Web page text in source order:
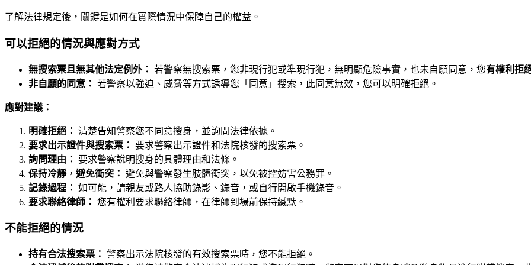
了解法律規定後，關鍵是如何在實際情況中保障自己的權益。
可以拒絕的情況與應對方式
無搜索票且無其他法定例外： 若警察無搜索票，您非現行犯或準現行犯，無明顯危險事實，也未自願同意，您有權利拒
非自願的同意： 若警察以強迫、威脅等方式誘導您「同意」搜索，此同意無效，您可以明確拒絕。
應對建議：
明確拒絕： 清楚告知警察您不同意搜身，並詢問法律依據。
要求出示證件與搜索票： 要求警察出示證件和法院核發的搜索票。
詢問理由： 要求警察說明搜身的具體理由和法條。
保持冷靜，避免衝突： 避免與警察發生肢體衝突，以免被控妨害公務罪。
記錄過程： 如可能，請親友或路人協助錄影、錄音，或自行開啟手機錄音。
要求聯絡律師： 您有權利要求聯絡律師，在律師到場前保持緘默。
不能拒絕的情況
持有合法搜索票： 警察出示法院核發的有效搜索票時，您不能拒絕。